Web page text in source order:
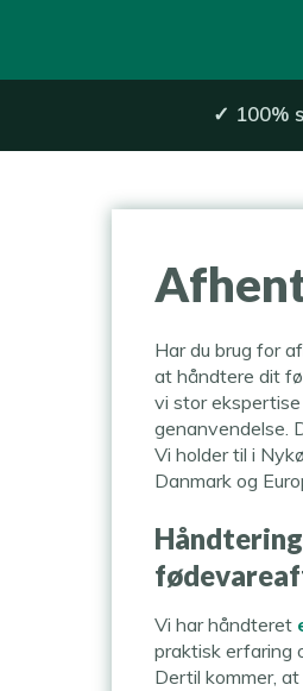
✓ 100%
​Har du brug for
at håndtere dit
vi stor
genanvendelse.
Vi holder til i
Danmark og
Vi har håndteret
praktisk erfaring
Dertil kommer,